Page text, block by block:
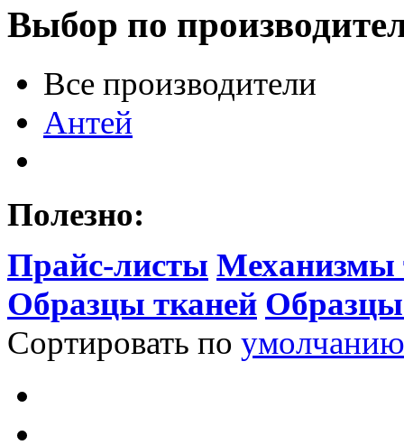
Выбор по
Все производители
Антей
Полезно:
Прайс-листы Механизмы
Образцы тканей
Сортировать по умолчанию